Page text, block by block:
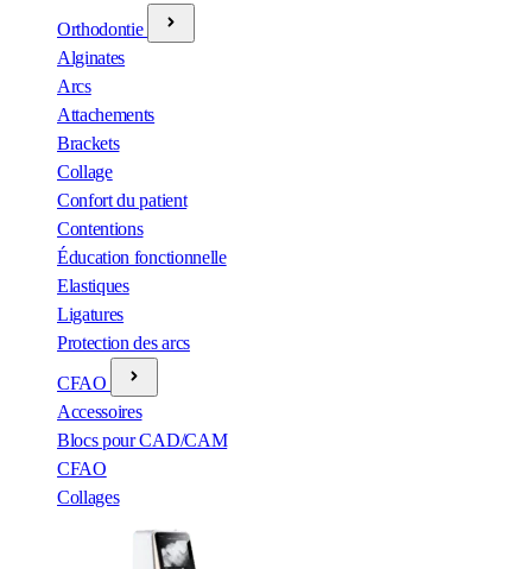
Orthodontie
Alginates
Arcs
Attachements
Brackets
Collage
Confort du patient
Contentions
Éducation fonctionnelle
Elastiques
Ligatures
Protection des arcs
CFAO
Accessoires
Blocs pour CAD/CAM
CFAO
Collages